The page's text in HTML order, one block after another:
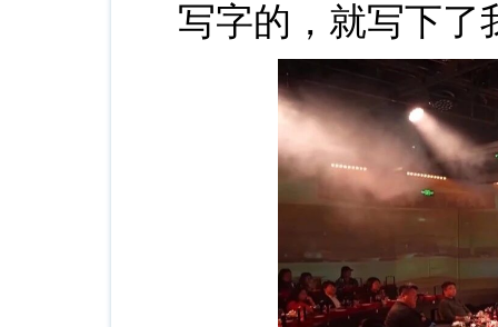
写字的，就写下了